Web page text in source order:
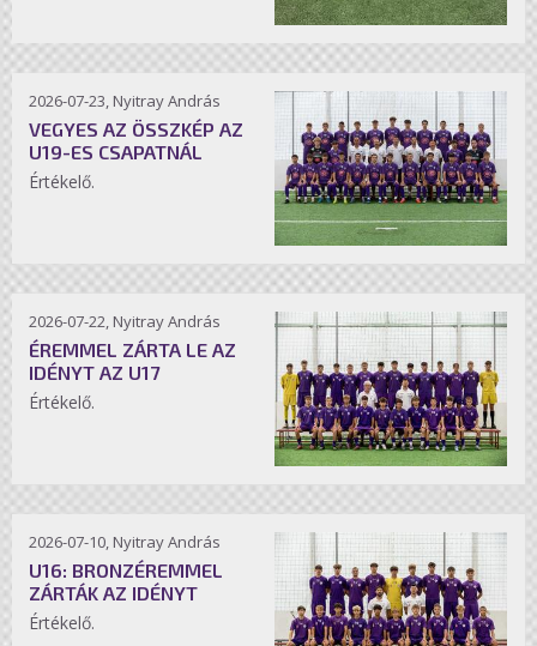
2026-07-23, Nyitray András
VEGYES AZ ÖSSZKÉP AZ
U19-ES CSAPATNÁL
Értékelő.
2026-07-22, Nyitray András
ÉREMMEL ZÁRTA LE AZ
IDÉNYT AZ U17
Értékelő.
2026-07-10, Nyitray András
U16: BRONZÉREMMEL
ZÁRTÁK AZ IDÉNYT
Értékelő.